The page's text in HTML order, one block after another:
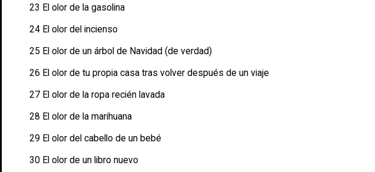
23 El olor de la gasolina
24 El olor del incienso
25 El olor de un árbol de Navidad (de verdad)
26 El olor de tu propia casa tras volver después de un viaje
27 El olor de la ropa recién lavada
28 El olor de la marihuana
29 El olor del cabello de un bebé
30 El olor de un libro nuevo